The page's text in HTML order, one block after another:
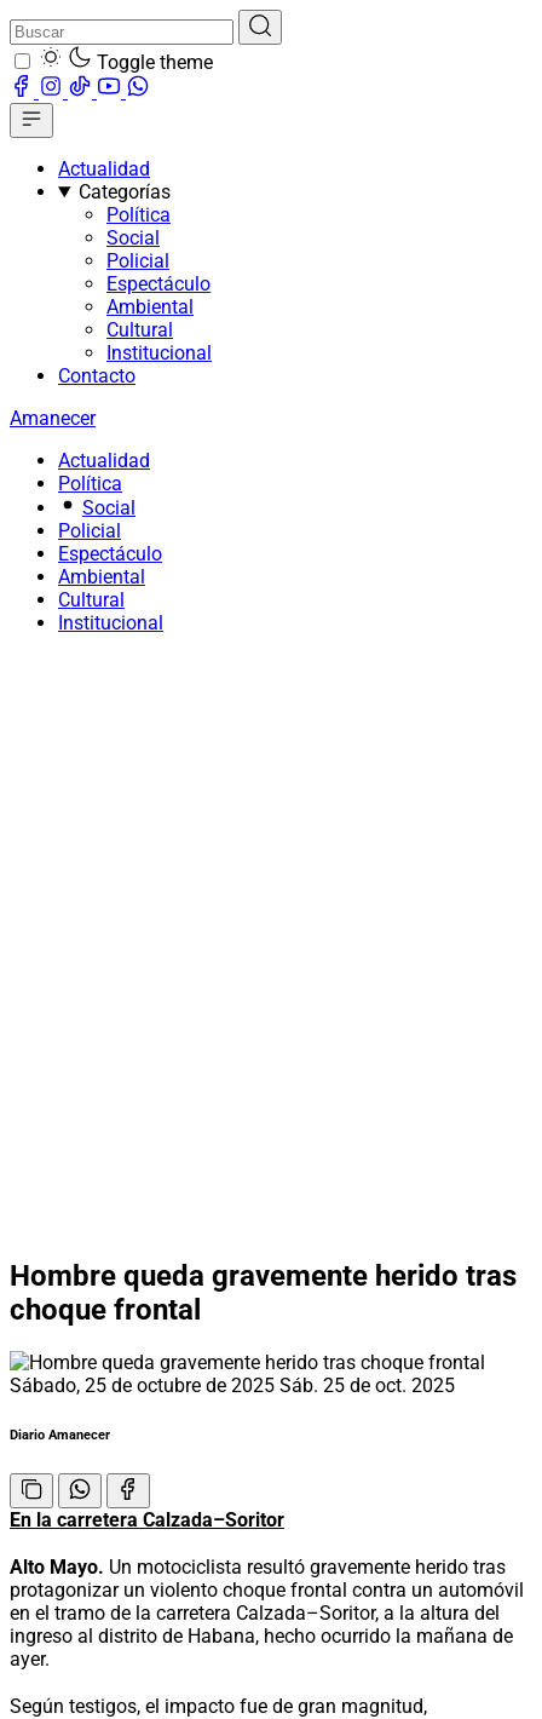
Toggle theme
Actualidad
Categorías
Política
Social
Policial
Espectáculo
Ambiental
Cultural
Institucional
Contacto
Amanecer
Actualidad
Política
Social
Policial
Espectáculo
Ambiental
Cultural
Institucional
Hombre queda gravemente herido tras
choque frontal
Sábado, 25 de octubre de 2025 Sáb. 25 de oct. 2025
Diario Amanecer
En la carretera Calzada–Soritor
Alto Mayo. Un motociclista resultó gravemente herido tras
protagonizar un violento choque frontal contra un automóvil
en el tramo de la carretera Calzada–Soritor, a la altura del
ingreso al distrito de Habana, hecho ocurrido la mañana de
ayer.
Según testigos, el impacto fue de gran magnitud,